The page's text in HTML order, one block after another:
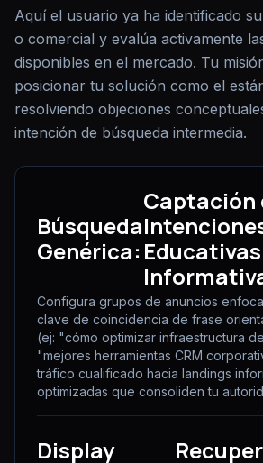
Aquí el usuario ya ha identificado
o comercial y evalúa activamente
disponibles en el mercado. Tu
posicionar tu solución como el
resolviendo objeciones
intención de búsqueda intermedia.
Búsqueda
Genérica:
Captación
Configura grupos de anuncios
clave de coincidencia de frase
(ej: "cómo optimizar infraestructura
"mejores herramientas CRM
tráfico cualificado hacia landings
optimizadas que consoliden tu
Display